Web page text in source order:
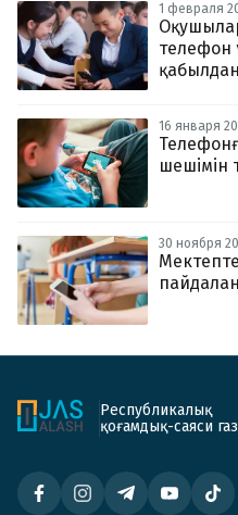
1 февраля
телефон
16 января
шешімін
30 ноября
Республикалық
қоғамдық-саяси